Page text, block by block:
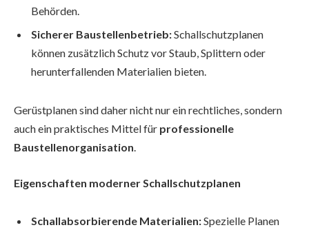
Behörden.
Sicherer Baustellenbetrieb:Schallschutzplanen
können zusätzlich Schutz vor Staub, Splittern oder
herunterfallenden Materialien bieten.
Gerüstplanen sind daher nicht nur ein rechtliches, sondern
auch ein praktisches Mittel für professionelle
Baustellenorganisation.
Eigenschaften moderner Schallschutzplanen
Schallabsorbierende Materialien:Spezielle Planen